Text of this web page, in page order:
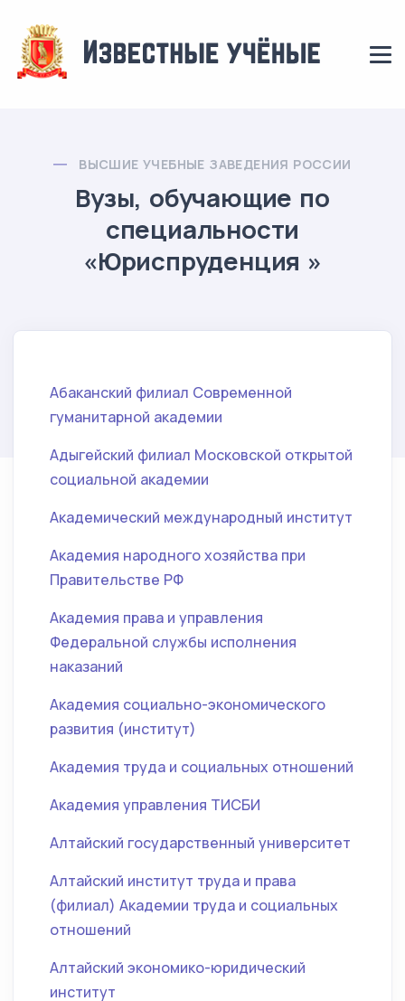
ВЫСШИЕ УЧЕБНЫЕ ЗАВЕДЕНИЯ РОССИИ
Вузы, обучающие по
специальности
«Юриспруденция »
Абаканский филиал Современной
гуманитарной академии
Адыгейский филиал Московской открытой
социальной академии
Академический международный институт
Академия народного хозяйства при
Правительстве РФ
Академия права и управления
Федеральной службы исполнения
наказаний
Академия социально-экономического
развития (институт)
Академия труда и социальных отношений
Академия управления ТИСБИ
Алтайский государственный университет
Алтайский институт труда и права
(филиал) Академии труда и социальных
отношений
Алтайский экономико-юридический
институт